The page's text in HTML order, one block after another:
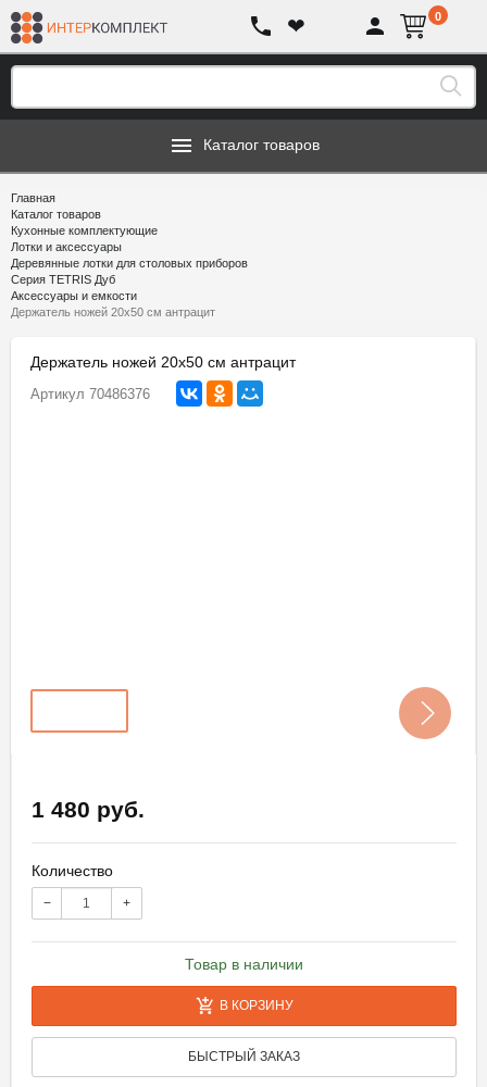
❤ 0
Каталог товаров
Главная
Каталог товаров
Кухонные комплектующие
Лотки и аксессуары
Деревянные лотки для столовых приборов
Серия TETRIS Дуб
Аксессуары и емкости
Держатель ножей 20х50 см антрацит
Держатель ножей 20х50 см антрацит
Артикул 70486376
1 480 руб.
Количество
− +
Товар в наличии
В КОРЗИНУ
БЫСТРЫЙ ЗАКАЗ